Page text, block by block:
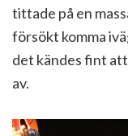
tittade på en
försökt komma
det kändes fint
av.